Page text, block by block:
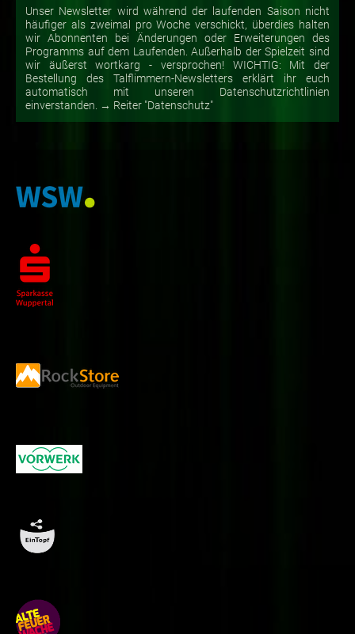
Unser Newsletter wird während der laufenden Saison nicht
häufiger als zweimal pro Woche verschickt, überdies halten
wir Abonnenten bei Änderungen oder Erweiterungen des
Programms auf dem Laufenden. Außerhalb der Spielzeit sind
wir äußerst wortkarg - versprochen! WICHTIG: Mit der
Bestellung des Talflimmern-Newsletters erklärt ihr euch
automatisch mit unseren Datenschutzrichtlinien
einverstanden. → Reiter "Datenschutz"